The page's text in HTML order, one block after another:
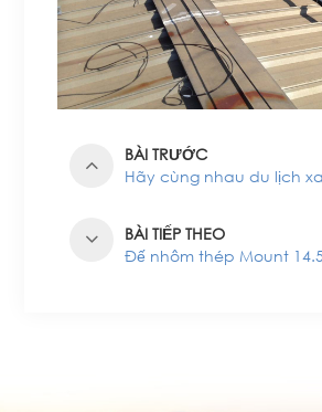
BÀI TRƯỚC
Hãy cùng nhau du lịch
BÀI TIẾP THEO
Đế nhôm thép Mount